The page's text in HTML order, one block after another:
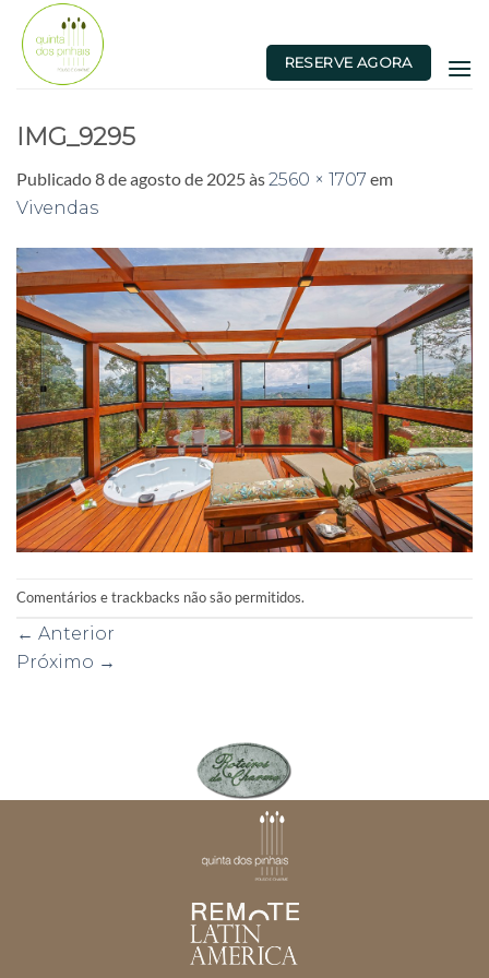
Skip
content
RESERVE AGORA
IMG_9295
Publicado8 de agosto de 2025às2560 × 1707 em
Vivendas
Comentários e trackbacks não são permitidos.
← Anterior
Próximo →